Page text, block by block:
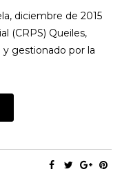
diciembre de 2015
(CRPS) Queiles,
gestionado por la